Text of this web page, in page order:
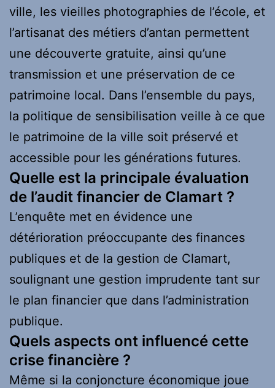
ville, les vieilles photographies de l’école, et
l’artisanat des métiers d’antan permettent
une découverte gratuite, ainsi qu’une
transmission et une préservation de ce
patrimoine local. Dans l’ensemble du pays,
la politique de sensibilisation veille à ce que
le patrimoine de la ville soit préservé et
accessible pour les générations futures.
Quelle est la principale évaluation
de l’audit financier de Clamart ?
L’enquête met en évidence une
détérioration préoccupante des finances
publiques et de la gestion de Clamart,
soulignant une gestion imprudente tant sur
le plan financier que dans l’administration
publique.
Quels aspects ont influencé cette
crise financière ?
Même si la conjoncture économique joue